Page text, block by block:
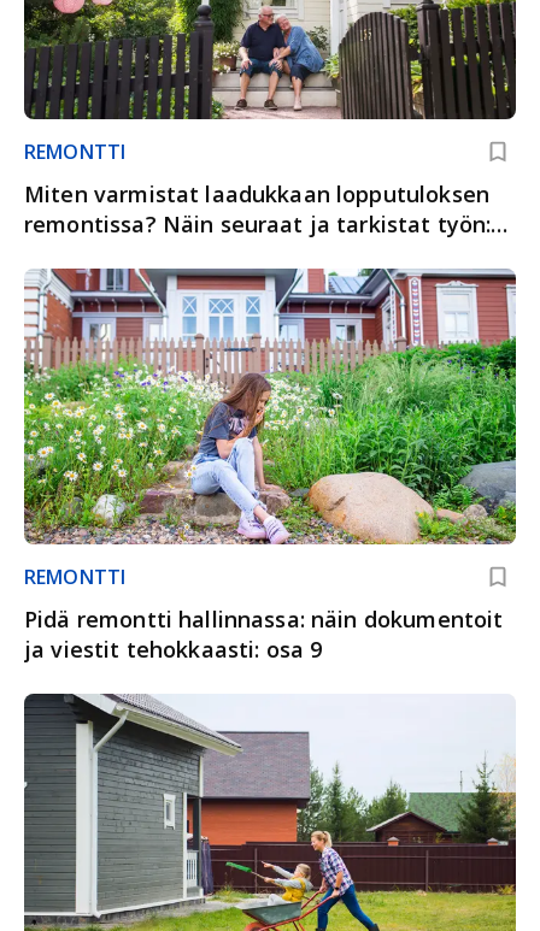
REMONTTI
Miten varmistat laadukkaan lopputuloksen
remontissa? Näin seuraat ja tarkistat työn:
REMONTTI
Pidä remontti hallinnassa: näin dokumentoit
ja viestit tehokkaasti: osa 9